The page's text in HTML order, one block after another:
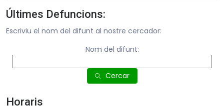
Últimes Defuncions:
Escriviu el nom del difunt al nostre cercador:
Nom del difunt:
Cercar
Horaris